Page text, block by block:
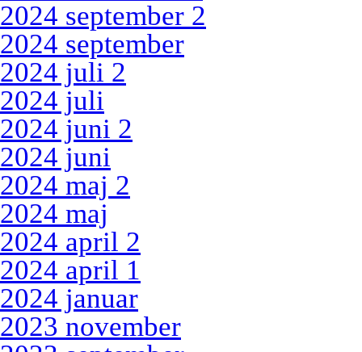
2024 september 2
2024 september
2024 juli 2
2024 juli
2024 juni 2
2024 juni
2024 maj 2
2024 maj
2024 april 2
2024 april 1
2024 januar
2023 november